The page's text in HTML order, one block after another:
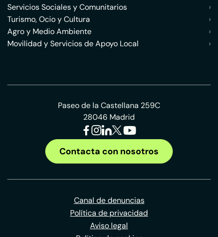
Servicios Sociales y Comunitarios
›
Turismo, Ocio y Cultura
›
Agro y Medio Ambiente
›
Movilidad y Servicios de Apoyo Local
›
Paseo de la Castellana 259C
28046 Madrid
Contacta con nosotros
Canal de denuncias
Política de privacidad
Aviso legal